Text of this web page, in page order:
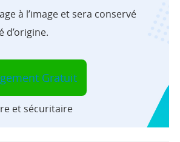
à l’image et sera conservé
d’origine.
Gratuit
et sécuritaire